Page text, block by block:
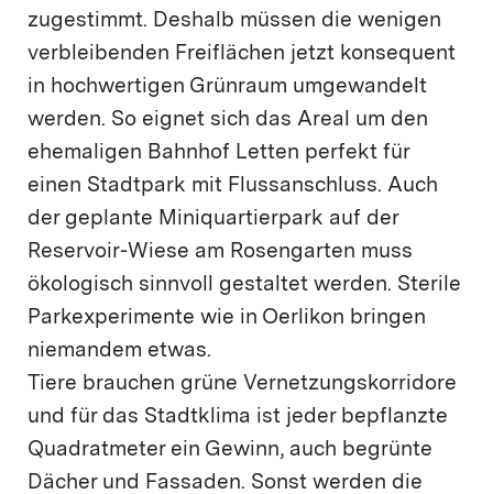
zugestimmt. Deshalb müssen die wenigen
verbleibenden Freiflächen jetzt konsequent
in hochwertigen Grünraum umgewandelt
werden. So eignet sich das Areal um den
ehemaligen Bahnhof Letten perfekt für
einen Stadtpark mit Flussanschluss. Auch
der geplante Miniquartierpark auf der
Reservoir-Wiese am Rosengarten muss
ökologisch sinnvoll gestaltet werden. Sterile
Parkexperimente wie in Oerlikon bringen
niemandem etwas.
Tiere brauchen grüne Vernetzungskorridore
und für das Stadtklima ist jeder bepflanzte
Quadratmeter ein Gewinn, auch begrünte
Dächer und Fassaden. Sonst werden die